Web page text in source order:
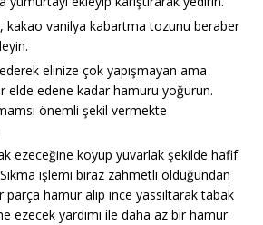
kakao vanilya kabartma tozunu beraber
elinize çok yapışmayan ama
elde edene kadar hamuru yoğurun.
önemli şekil vermekte
ezeceğine koyup yuvarlak şekilde hafif
Sıkma işlemi biraz zahmetli olduğundan
hamur alıp ince yassıltarak tabak
ezecek yardımı ile daha az bir hamur